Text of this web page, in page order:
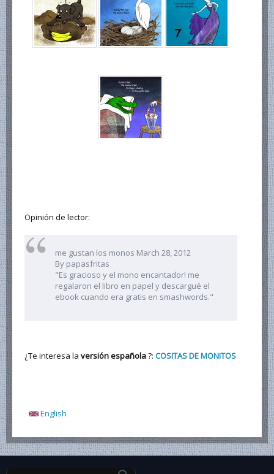
Opinión de lector:
me gustan los monos March 28, 2012
By papasfritas
"Es gracioso y el mono encantador! me
regalaron el libro en papel y descargué el
ebook cuando era gratis en smashwords."
¿Te interesa la versión española?: COSITAS DE MONITOS
English